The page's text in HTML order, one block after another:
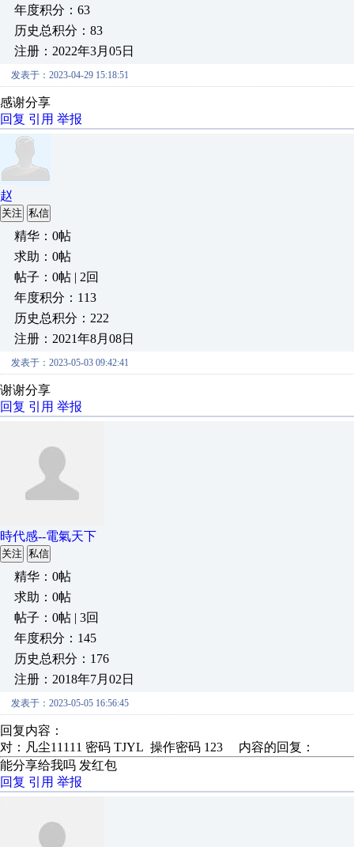
年度积分：63
历史总积分：83
注册：2022年3月05日
发表于：2023-04-29 15:18:51
感谢分享
回复 引用 举报
赵
关注 私信
精华：0帖
求助：0帖
帖子：0帖 | 2回
年度积分：113
历史总积分：222
注册：2021年8月08日
发表于：2023-05-03 09:42:41
谢谢分享
回复 引用 举报
時代感--電氣天下
关注 私信
精华：0帖
求助：0帖
帖子：0帖 | 3回
年度积分：145
历史总积分：176
注册：2018年7月02日
发表于：2023-05-05 16:56:45
回复内容：
对：凡尘11111 密码 TJYL 操作密码 123 内容的回复：
能分享给我吗 发红包
回复 引用 举报